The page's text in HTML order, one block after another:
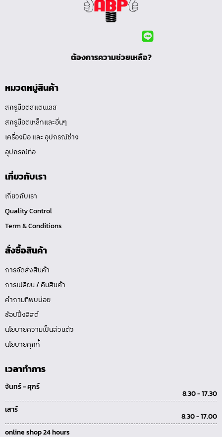
ต้องการความช่วยเหลือ?
หมวดหมู่สินค้า
สกรูน๊อตสแตนเลส
สกรูน๊อตเหล็กและอื่นๆ
เครื่องมือ และ อุปกรณ์ช่าง
อุปกรณ์ท่อ
เกี่ยวกับเรา
เกี่ยวกับเรา
Quality Control
Term & Conditions
สั่งซื้อสินค้า
การจัดส่งสินค้า
การเปลี่ยน / คืนสินค้า
คำถามที่พบบ่อย
ช้อปปิ้งลิสต์
นโยบายความเป็นส่วนตัว
นโยบายคุกกี้
เวลาทำการ
จันทร์ - ศุกร์
8.30 - 17.30
เสาร์
8.30 - 17.00
online shop 24 hours